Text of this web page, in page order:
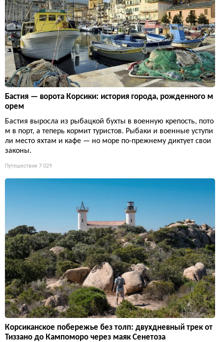
Бастия — ворота Корсики: история города, рожденного м
орем
Бастия выросла из рыбацкой бухты в военную крепость, пото
м в порт, а теперь кормит туристов. Рыбаки и военные уступи
ли место яхтам и кафе — но море по-прежнему диктует свои
законы.
Путешествия 7 029
Корсиканское побережье без толп: двухдневный трек от
Тиззано до Кампоморо через маяк Сенетоза